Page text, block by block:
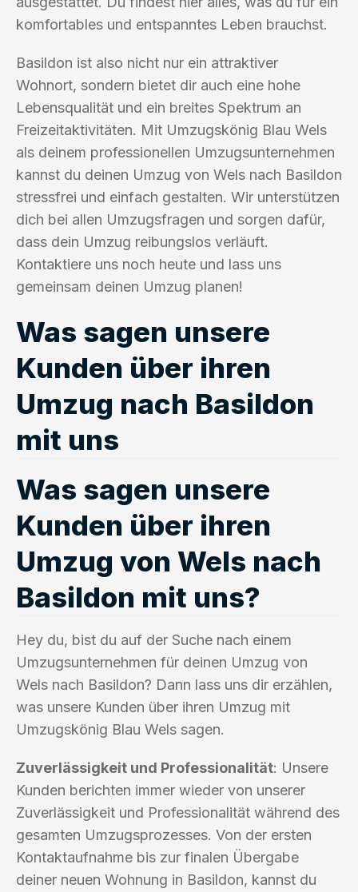
komfortables und entspanntes Leben brauchst.
Basildon ist also nicht nur ein attraktiver
Wohnort, sondern bietet dir auch eine hohe
Lebensqualität und ein breites Spektrum an
Freizeitaktivitäten. Mit Umzugskönig Blau Wels
als deinem professionellen Umzugsunternehmen
kannst du deinen Umzug von Wels nach Basildon
stressfrei und einfach gestalten. Wir unterstützen
dich bei allen Umzugsfragen und sorgen dafür,
dass dein Umzug reibungslos verläuft.
Kontaktiere uns noch heute und lass uns
gemeinsam deinen Umzug planen!
Was sagen unsere
Kunden über ihren
Umzug nach Basildon
mit uns
Was sagen unsere
Kunden über ihren
Umzug von Wels nach
Basildon mit uns?
Hey du, bist du auf der Suche nach einem
Umzugsunternehmen für deinen Umzug von
Wels nach Basildon? Dann lass uns dir erzählen,
was unsere Kunden über ihren Umzug mit
Umzugskönig Blau Wels sagen.
Zuverlässigkeit und Professionalität: Unsere
Kunden berichten immer wieder von unserer
Zuverlässigkeit und Professionalität während des
gesamten Umzugsprozesses. Von der ersten
Kontaktaufnahme bis zur finalen Übergabe
deiner neuen Wohnung in Basildon, kannst du